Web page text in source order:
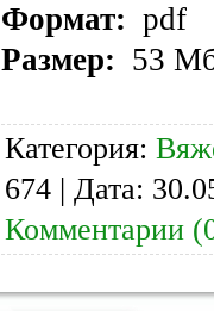
Формат: pdf
Размер: 53
Категория:
674 | Дата:
Комментарии